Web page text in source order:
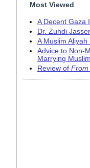
Most Viewed
A Decent Gaza
Dr. Zuhdi Jasser
A Muslim
Advice to Non-
Marrying
Review of From